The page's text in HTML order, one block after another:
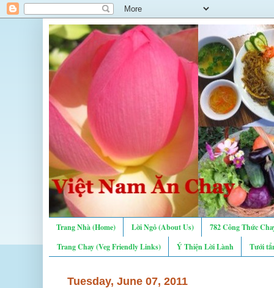
Trang Nhà (Home) Lời Ngỏ (About Us)
782 Công Thức
Trang Chay (Veg Friendly Links)
Ý Thiện Lời Lành Tưới
Tuesday, June 07, 2011